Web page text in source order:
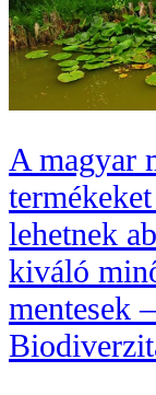
A magyar
lehetnek
kiváló
mentesek